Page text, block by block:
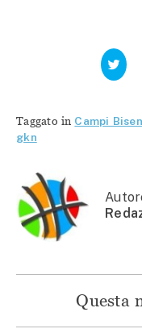
Fai
clic
qui
(Si
Taggato in Campi
gkn
Questa